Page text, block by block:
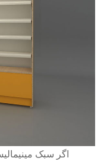
اگر سبک